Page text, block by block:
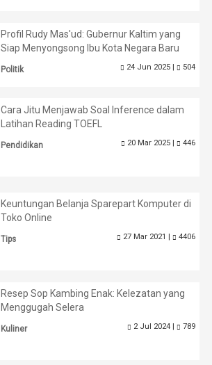
Profil Rudy Mas'ud: Gubernur Kaltim yang
Siap Menyongsong Ibu Kota Negara Baru
Politik 24 Jun 2025 | 504
Cara Jitu Menjawab Soal Inference dalam
Latihan Reading TOEFL
Pendidikan 20 Mar 2025 | 446
Keuntungan Belanja Sparepart Komputer di
Toko Online
Tips 27 Mar 2021 | 4406
Resep Sop Kambing Enak: Kelezatan yang
Menggugah Selera
Kuliner 2 Jul 2024 | 789